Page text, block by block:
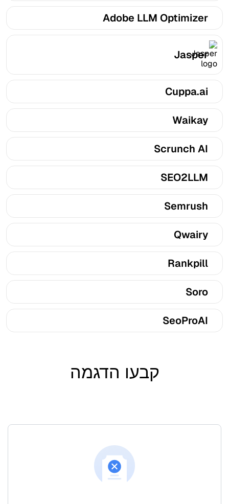
Adobe LLM Optimizer
Jasper
Cuppa.ai
Waikay
Scrunch AI
SEO2LLM
Semrush
Qwairy
Rankpill
Soro
SeoProAI
קבעו הדגמה